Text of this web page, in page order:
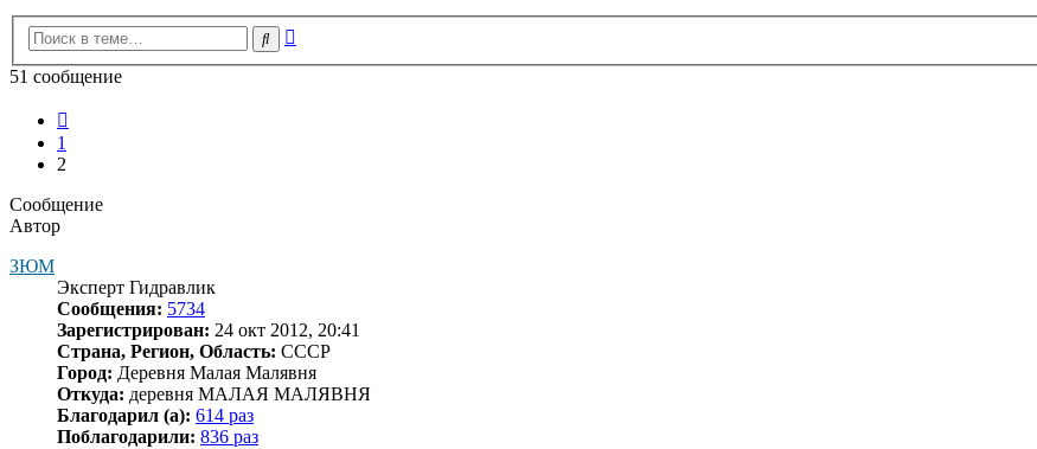
Поиск
51 сообщение
1
2
Сообщение
Автор
ЗЮМ
Эксперт Гидравлик
Сообщения: 5734
Зарегистрирован: 24 окт 2012, 20:41
Страна, Регион, Область: СССР
Город: Деревня Малая Малявня
Откуда: деревня МАЛАЯ МАЛЯВНЯ
Благодарил (а): 614 раз
Поблагодарили: 836 раз